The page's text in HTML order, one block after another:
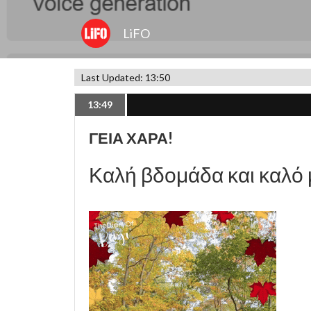
LiFO
Last Updated: 13:50
13:49
ΓΕΙΑ ΧΑΡΑ!
Καλή βδομάδα και καλό